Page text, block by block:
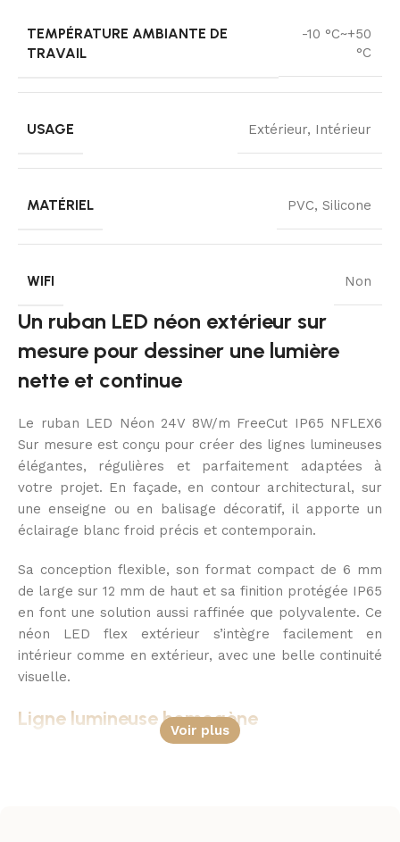
TEMPÉRATURE AMBIANTE DE
TRAVAIL
-10 °C~+50
°C
USAGE Extérieur, Intérieur
MATÉRIEL PVC, Silicone
WIFI Non
Un ruban LED néon extérieur sur
mesure pour dessiner une lumière
nette et continue
Le ruban LED Néon 24V 8W/m FreeCut IP65 NFLEX6
Sur mesure est conçu pour créer des lignes lumineuses
élégantes, régulières et parfaitement adaptées à
votre projet. En façade, en contour architectural, sur
une enseigne ou en balisage décoratif, il apporte un
éclairage blanc froid précis et contemporain.
Sa conception flexible, son format compact de 6 mm
de large sur 12 mm de haut et sa finition protégée IP65
en font une solution aussi raffinée que polyvalente. Ce
néon LED flex extérieur s’intègre facilement en
intérieur comme en extérieur, avec une belle continuité
visuelle.
Ligne lumineuse homogène
Voir plus